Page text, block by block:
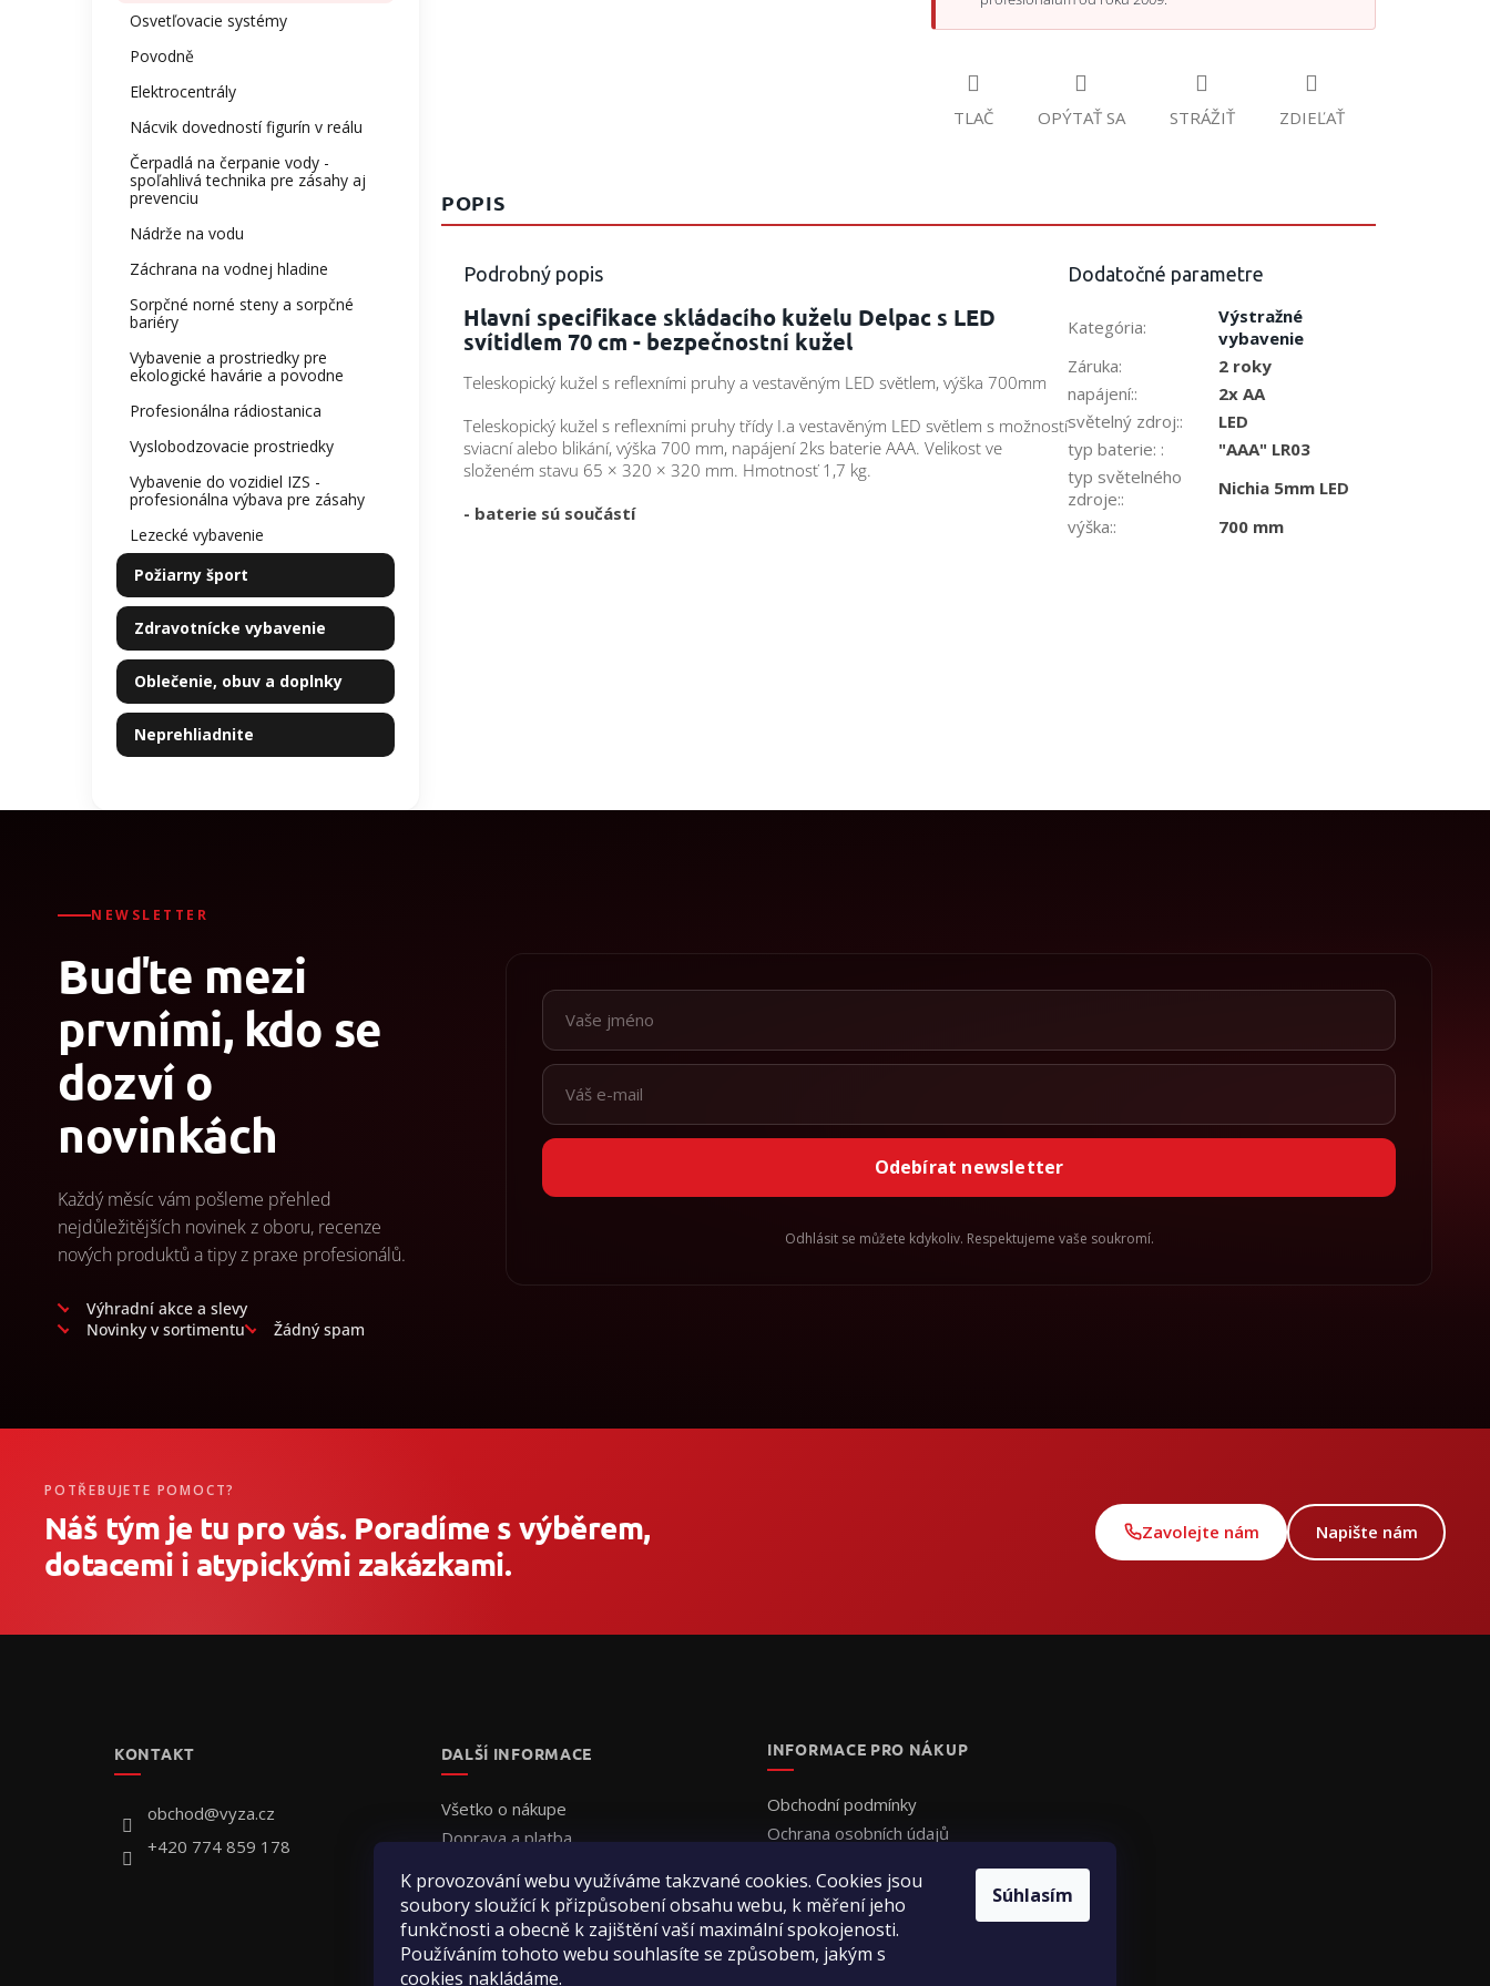
K provozování webu využíváme takzvané cookies. Cookies jsou
soubory sloužící k přizpůsobení obsahu webu, k měření jeho
funkčnosti a obecně k zajištění vaší maximální spokojenosti.
Používáním tohoto webu souhlasíte se způsobem, jakým s
cookies nakládáme.
Súhlasím
Osvetľovacie systémy
Povodně
Elektrocentrály
Nácvik dovedností figurín v reálu
Čerpadlá na čerpanie vody -
spoľahlivá technika pre zásahy aj
prevenciu
Nádrže na vodu
Záchrana na vodnej hladine
Sorpčné norné steny a sorpčné
bariéry
Vybavenie a prostriedky pre
ekologické havárie a povodne
Profesionálna rádiostanica
Vyslobodzovacie prostriedky
Vybavenie do vozidiel IZS -
profesionálna výbava pre zásahy
Lezecké vybavenie
Požiarny šport
Zdravotnícke vybavenie
Oblečenie, obuv a doplnky
Neprehliadnite
TLAČ OPÝTAŤ SA STRÁŽIŤ ZDIEĽAŤ
POPIS
Podrobný popis
Hlavní specifikace skládacího kuželu Delpac s LED
svítidlem 70 cm - bezpečnostní kužel
Teleskopický kužel s reflexními pruhy a vestavěným LED světlem, výška 700mm
Teleskopický kužel s reflexními pruhy třídy I.a vestavěným LED světlem s možností
sviacní alebo blikání, výška 700 mm, napájení 2ks baterie AAA. Velikost ve
složeném stavu 65 × 320 × 320 mm. Hmotnosť 1,7 kg.
- baterie sú součástí
Dodatočné parametre
Kategória:
Výstražné
vybavenie
Záruka:
2 roky
napájení::
2x AA
světelný zdroj::
LED
typ baterie: :
"AAA" LR03
typ světelného
zdroje::
Nichia 5mm LED
výška:: 700 mm
NEWSLETTER
Buďte mezi
prvními, kdo se
dozví o
novinkách
Každý měsíc vám pošleme přehled
nejdůležitějších novinek z oboru, recenze
nových produktů a tipy z praxe profesionálů.
Výhradní akce a slevy
Novinky v sortimentu
Žádný spam
Odebírat newsletter
Odhlásit se můžete kdykoliv. Respektujeme vaše soukromí.
POTŘEBUJETE POMOCT?
Náš tým je tu pro vás. Poradíme s výběrem,
dotacemi i atypickými zakázkami.
Zavolejte nám Napište nám
KONTAKT
obchod@vyza.cz
+420 774 859 178
DALŠÍ INFORMACE
Všetko o nákupe
Doprava a platba
Ako objednať
Hodnotenie obchodu
Kontakty
INFORMACE PRO NÁKUP
Obchodní podmínky
Ochrana osobních údajů
Formulář - Odstoupení od smlouvy